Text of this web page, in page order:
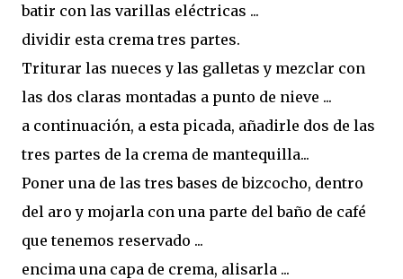
batir con las varillas eléctricas ...
dividir esta crema tres partes.
Triturar las nueces y las galletas y mezclar con
las dos claras montadas a punto de nieve ...
a continuación, a esta picada, añadirle dos de las
tres partes de la crema de mantequilla...
Poner una de las tres bases de bizcocho, dentro
del aro y mojarla con una parte del baño de café
que tenemos reservado ...
encima una capa de crema, alisarla ...